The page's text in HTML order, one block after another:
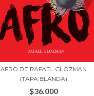
AFRO DE RAFAEL GLOZMAN
(TAPA BLANDA)
$36.000